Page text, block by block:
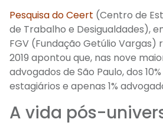
Pesquisa do Ceert (Centro de
de Trabalho e Desigualdades),
FGV (Fundação Getúlio Vargas)
2019 apontou que, nas nove
advogados de São Paulo,dos
estagiários e apenas 1%
A vida pós-